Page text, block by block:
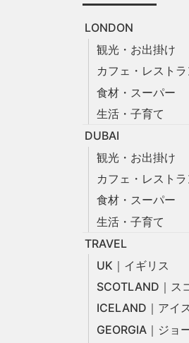
LONDON
観光・お出掛け
カフェ・レストラ
食材・スーパー
生活・子育て
DUBAI
観光・お出掛け
カフェ・レストラ
食材・スーパー
生活・子育て
TRAVEL
UK｜イギリス
SCOTLAND｜ス
ICELAND｜アイ
GEORGIA｜ジョ